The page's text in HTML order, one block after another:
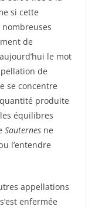
si cette
nombreuses
de
le mot
de
se concentre
produite
équilibres
Sauternes ne
l’entendre
appellations
enfermée